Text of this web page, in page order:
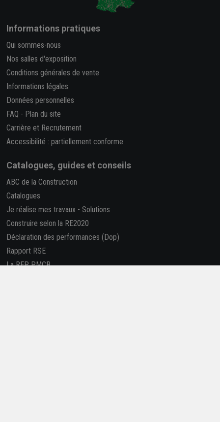
Informations pratiques
Qui sommes-nous
Nos salles d'exposition
Conditions générales de vente
Informations légales
Données personnelles
FAQ - Plan du site
Carrière et Recrutement
Accessibilité : partiellement conforme
Catalogues, guides et conseils
ABC de la Construction
Catalogues
Je réalise mes travaux - Solutions
Construire selon la RE2020
Déclaration des performances (Dop)
Rapport RSE
La REP PMCB